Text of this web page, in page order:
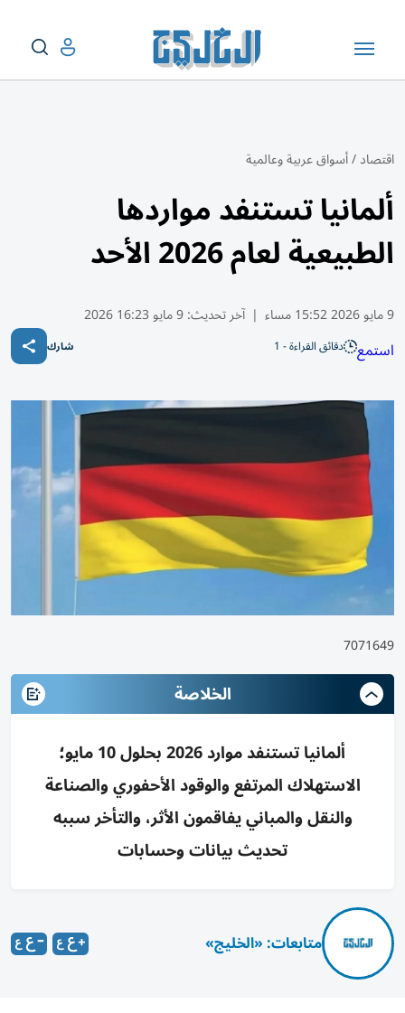
اقتصاد/أسواق عربية وعالمية
ألمانيا تستنفد مواردها
الطبيعية لعام 2026 الأحد
9 مايو 2026 15:52 مساء | آخر تحديث:9 مايو 16:23 2026
استمع دقائق القراءة - 1 شارك
7071649
الخلاصة
ألمانيا تستنفد موارد 2026 بحلول 10 مايو؛
الاستهلاك المرتفع والوقود الأحفوري والصناعة
والنقل والمباني يفاقمون الأثر، والتأخر سببه
تحديث بيانات وحسابات
متابعات: «الخليج»